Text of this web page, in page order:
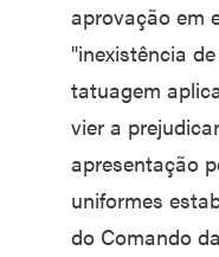
aprovação em
"inexistência
tatuagem
vier a
apresentação
uniformes
do Comando